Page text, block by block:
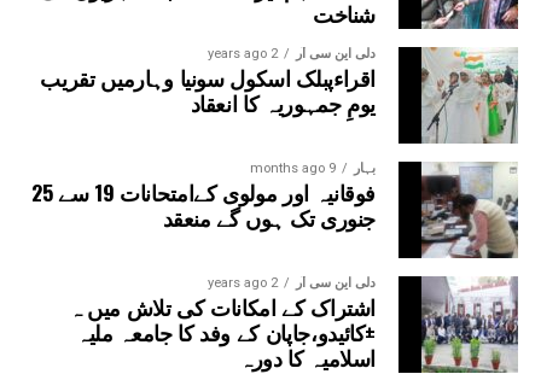
شناخت
دلی این سی آر 2 years ago
اقراءپبلک اسکول سونیا وہارمیں تقریب
یومِ جمہوریہ کا انعقاد
بہار 9 months ago
فوقانیہ اور مولوی کےامتحانات 19 سے 25
جنوری تک ہوں گے منعقد
دلی این سی آر 2 years ago
اشتراک کے امکانات کی تلاش میں ہ
±کائیدو،جاپان کے وفد کا جامعہ ملیہ
اسلامیہ کا دورہ